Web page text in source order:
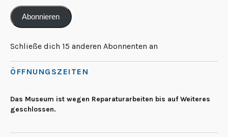
Abonnieren
Schließe dich 15 anderen Abonnenten an
ÖFFNUNGSZEITEN
Das Museum ist wegen Reparaturarbeiten bis auf Weiteres
geschlossen.